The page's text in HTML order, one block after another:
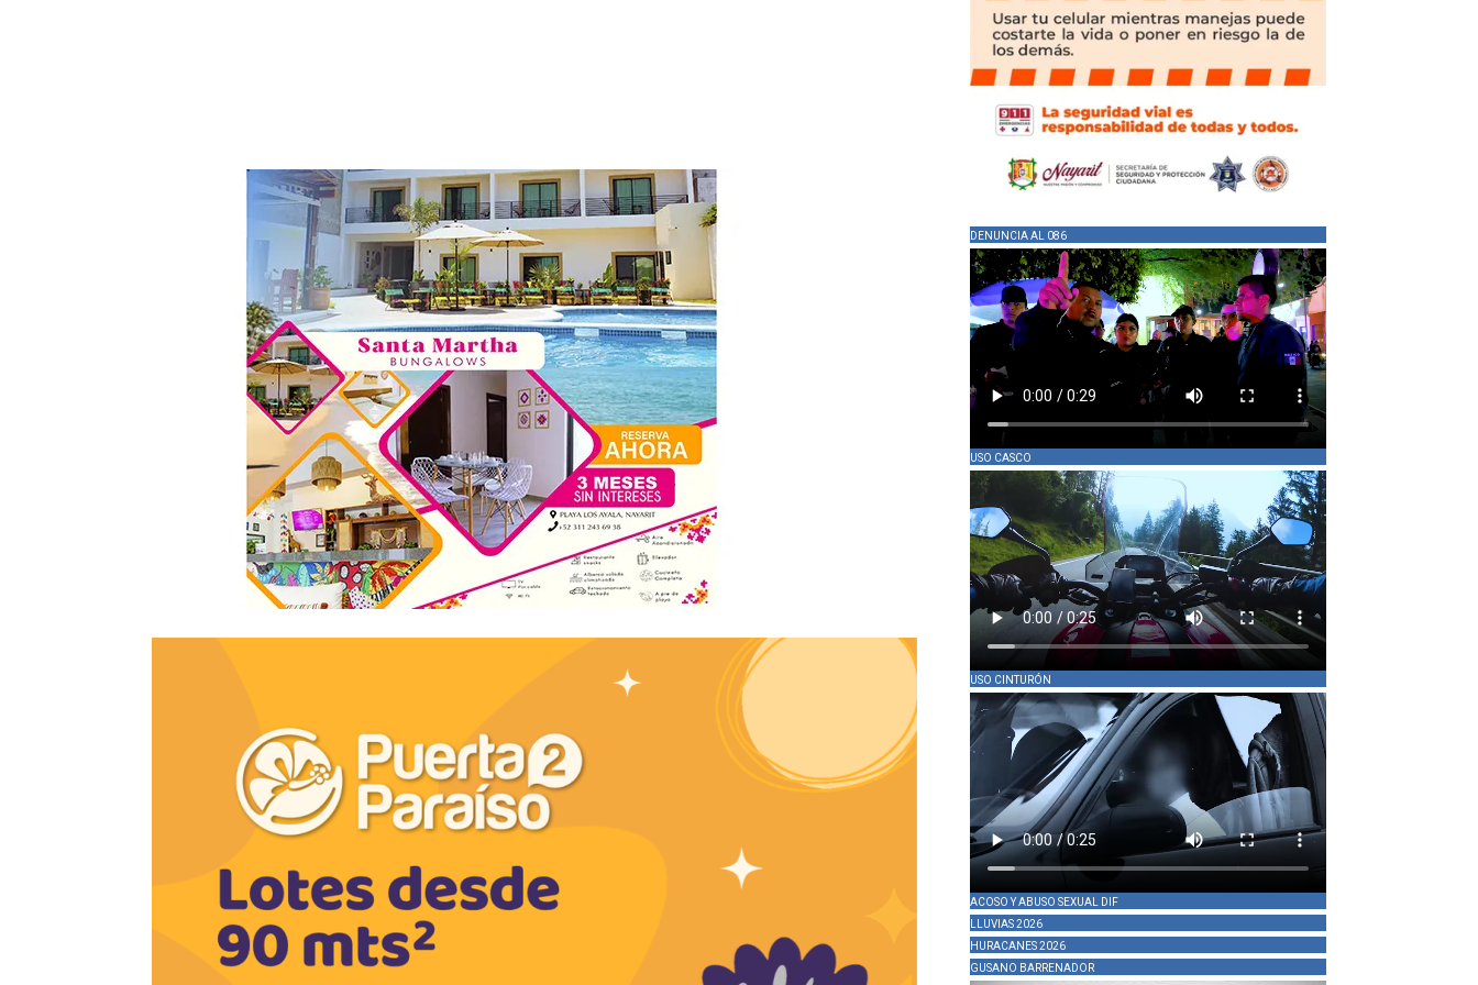
DENUNCIA AL 086
USO CASCO
USO CINTURÓN
ACOSO Y ABUSO SEXUAL DIF
LLUVIAS 2026
HURACANES 2026
GUSANO BARRENADOR